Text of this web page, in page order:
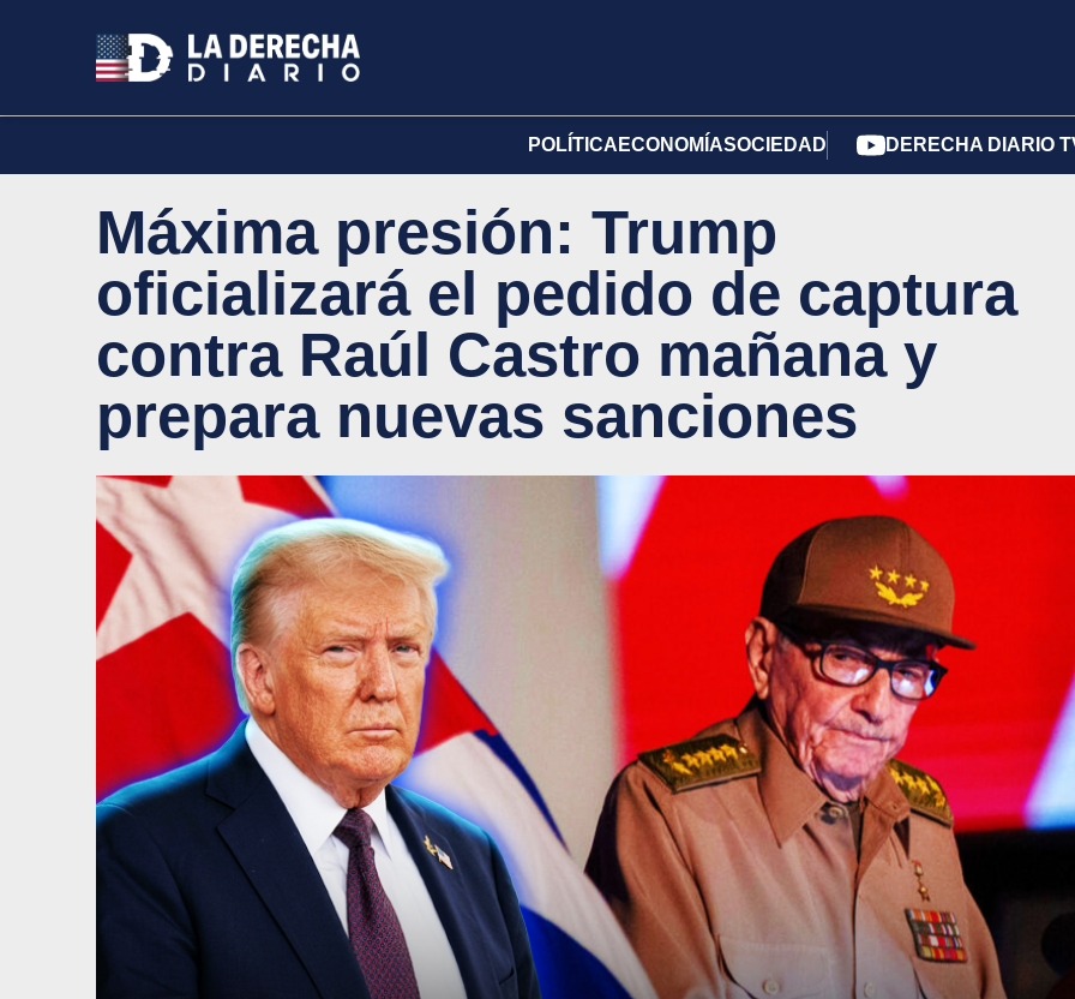
POLÍTICA ECONOMÍASOCIEDAD DERECHA DIARIO
Máxima presión: Trump
oficializará el pedido de captura
contra Raúl Castro mañana y
prepara nuevas sanciones